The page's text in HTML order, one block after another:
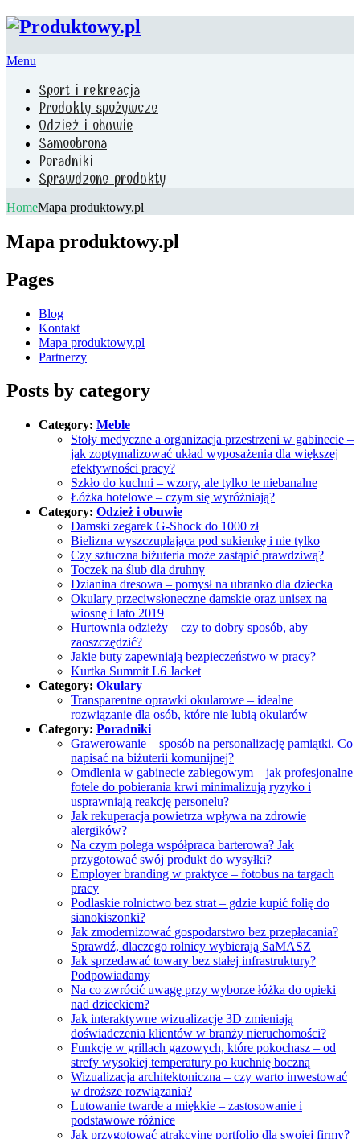
Menu
Sport i rekreacja
Produkty spożywcze
Odzież i obuwie
Samoobrona
Poradniki
Sprawdzone produkty
HomeMapa produktowy.pl
Mapa produktowy.pl
Pages
Blog
Kontakt
Mapa produktowy.pl
Partnerzy
Posts by category
Category: Meble
Stoły medyczne a organizacja przestrzeni w gabinecie –
jak zoptymalizować układ wyposażenia dla większej
efektywności pracy?
Szkło do kuchni – wzory, ale tylko te niebanalne
Łóżka hotelowe – czym się wyróżniają?
Category: Odzież i obuwie
Damski zegarek G-Shock do 1000 zł
Bielizna wyszczuplająca pod sukienkę i nie tylko
Czy sztuczna biżuteria może zastąpić prawdziwą?
Toczek na ślub dla druhny
Dzianina dresowa – pomysł na ubranko dla dziecka
Okulary przeciwsłoneczne damskie oraz unisex na
wiosnę i lato 2019
Hurtownia odzieży – czy to dobry sposób, aby
zaoszczędzić?
Jakie buty zapewniają bezpieczeństwo w pracy?
Kurtka Summit L6 Jacket
Category: Okulary
Transparentne oprawki okularowe – idealne
rozwiązanie dla osób, które nie lubią okularów
Category: Poradniki
Grawerowanie – sposób na personalizację pamiątki. Co
napisać na biżuterii komunijnej?
Omdlenia w gabinecie zabiegowym – jak profesjonalne
fotele do pobierania krwi minimalizują ryzyko i
usprawniają reakcję personelu?
Jak rekuperacja powietrza wpływa na zdrowie
alergików?
Na czym polega współpraca barterowa? Jak
przygotować swój produkt do wysyłki?
Employer branding w praktyce – fotobus na targach
pracy
Podlaskie rolnictwo bez strat – gdzie kupić folię do
sianokiszonki?
Jak zmodernizować gospodarstwo bez przepłacania?
Sprawdź, dlaczego rolnicy wybierają SaMASZ
Jak sprzedawać towary bez stałej infrastruktury?
Podpowiadamy
Na co zwrócić uwagę przy wyborze łóżka do opieki
nad dzieckiem?
Jak interaktywne wizualizacje 3D zmieniają
doświadczenia klientów w branży nieruchomości?
Funkcje w grillach gazowych, które pokochasz – od
strefy wysokiej temperatury po kuchnię boczną
Wizualizacja architektoniczna – czy warto inwestować
w droższe rozwiązania?
Lutowanie twarde a miękkie – zastosowanie i
podstawowe różnice
Jak przygotować atrakcyjne portfolio dla swojej firmy?